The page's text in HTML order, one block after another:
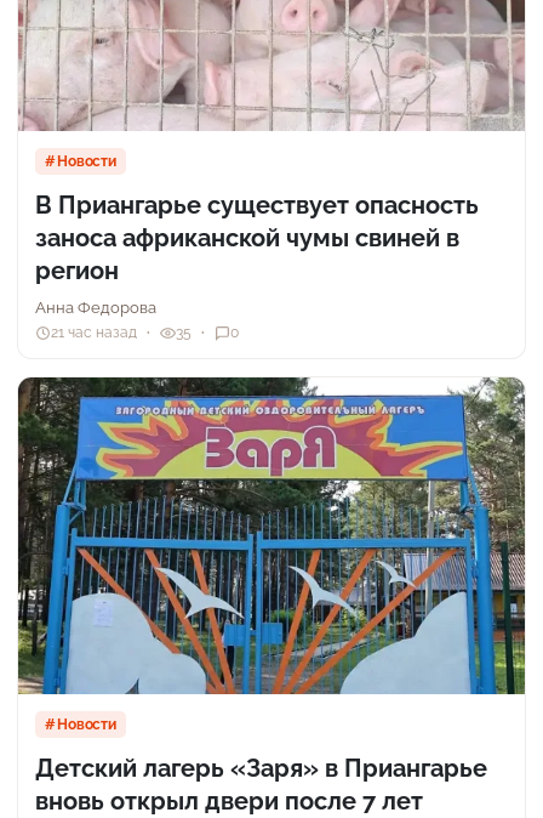
Новости
В Приангарье существует опасность
заноса африканской чумы свиней в
регион
Анна Федорова
21 час назад 35 0
Новости
Детский лагерь «Заря» в Приангарье
вновь открыл двери после 7 лет